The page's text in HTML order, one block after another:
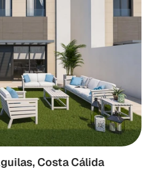
Costa Cálida